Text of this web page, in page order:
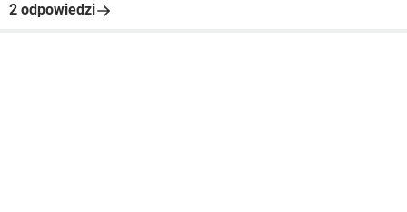
2 odpowiedzi